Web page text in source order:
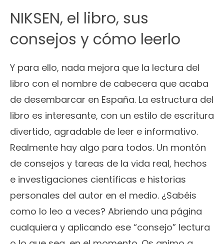
NIKSEN, el libro, sus
consejos y cómo leerlo
Y para ello, nada mejora que la lectura del
libro con el nombre de cabecera que acaba
de desembarcar en España. La estructura del
libro es interesante, con un estilo de escritura
divertido, agradable de leer e informativo.
Realmente hay algo para todos. Un montón
de consejos y tareas de la vida real, hechos
e investigaciones científicas e historias
personales del autor en el medio. ¿Sabéis
como lo leo a veces? Abriendo una página
cualquiera y aplicando ese “consejo” lectura